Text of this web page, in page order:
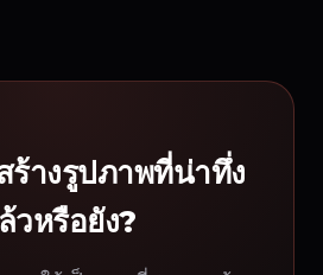
ร้างรูปภาพที่น่าทึ่ง
วหรือยัง?